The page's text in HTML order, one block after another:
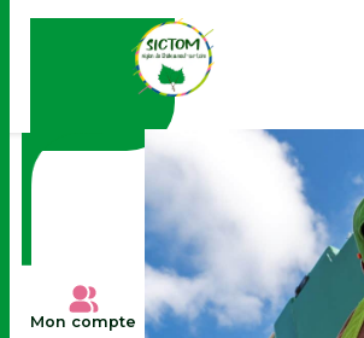
Mon compte